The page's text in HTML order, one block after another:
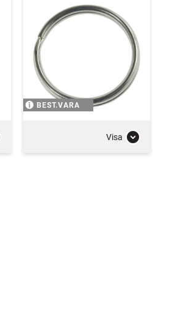
BEST.VARA
Visa